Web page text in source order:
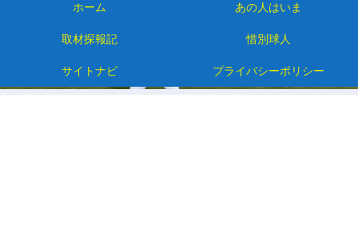
ホーム あの人はいま
取材探報記 惜別球人
サイトナビ プライバシーポリシー